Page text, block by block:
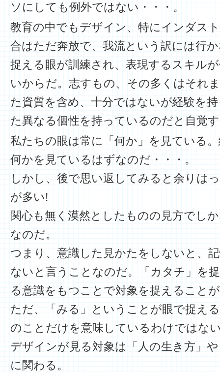
ソにしても例外ではない・・・。
教育の中でもデザイン、特にインダス
合はただ奔放で、我流という訳には行
捉える眼が訓練され、表現するスキル
いからだ。志すもの、その多くはそれ
た資質を含め、十分ではないが経験を
た異なる個性を持っているのだと自覚
私たちの眼は常に「何か」を見ている
何かを見ているはずなのだ・・・。
しかし、後で思い返してみると余りは
が多い!
関心も無く漠然としたものの見方でし
なのだ。
つまり、意識した見かたをしないと、
ないと言うことなのだ。「カタチ」を
る意識をもつことで対象を捉えること
ただ、「みる」ということが眼で捉え
のことだけを意味しているわけではな
デザインが見る対象は「人の生き方」
に関わる。